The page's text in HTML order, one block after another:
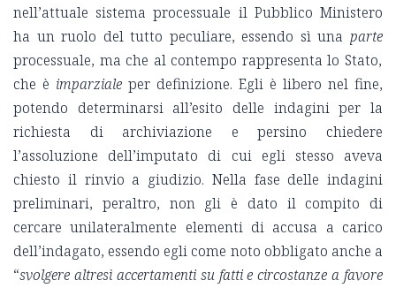
nell’attuale sistema processuale il Pubblico Ministero
ha un ruolo del tutto peculiare, essendo sì una parte
processuale, ma che al contempo rappresenta lo Stato,
che è imparziale per definizione. Egli è libero nel fine,
potendo determinarsi all’esito delle indagini per la
richiesta di archiviazione e persino chiedere
l’assoluzione dell’imputato di cui egli stesso aveva
chiesto il rinvio a giudizio. Nella fase delle indagini
preliminari, peraltro, non gli è dato il compito di
cercare unilateralmente elementi di accusa a carico
dell’indagato, essendo egli come noto obbligato anche a
“svolgere altresì accertamenti su fatti e circostanze a favore